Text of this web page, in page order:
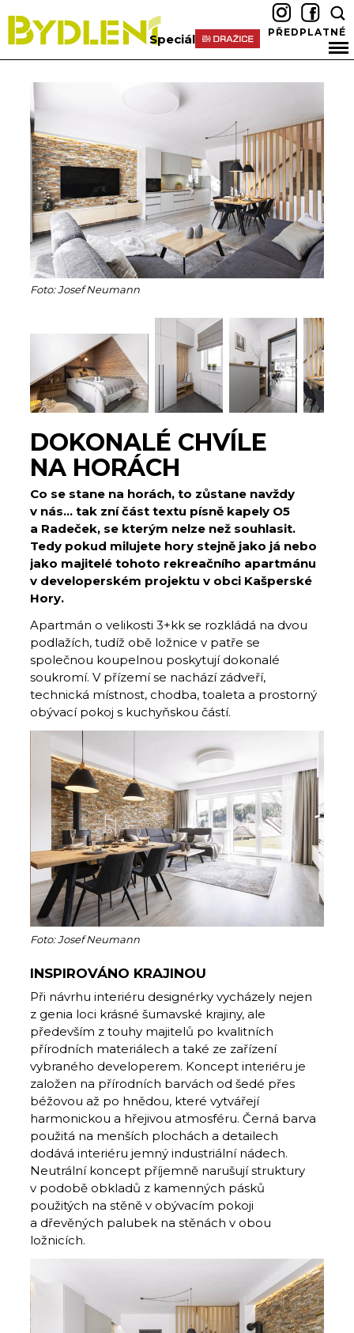
Speciál PŘEDPLATNÉ
Foto: Josef Neumann
DOKONALÉ CHVÍLE
NA HORÁCH
Co se stane na horách, to zůstane navždy
v nás… tak zní část textu písně kapely O5
a Radeček, se kterým nelze než souhlasit.
Tedy pokud milujete hory stejně jako já nebo
jako majitelé tohoto rekreačního apartmánu
v developerském projektu v obci Kašperské
Hory.
Apartmán o velikosti 3+kk se rozkládá na dvou
podlažích, tudíž obě ložnice v patře se
společnou koupelnou poskytují dokonalé
soukromí. V přízemí se nachází zádveří,
technická místnost, chodba, toaleta a prostorný
obývací pokoj s kuchyňskou částí.
Foto: Josef Neumann
INSPIROVÁNO KRAJINOU
Při návrhu interiéru designérky vycházely nejen
z genia loci krásné šumavské krajiny, ale
především z touhy majitelů po kvalitních
přírodních materiálech a také ze zařízení
vybraného developerem. Koncept interiéru je
založen na přírodních barvách od šedé přes
béžovou až po hnědou, které vytvářejí
harmonickou a hřejivou atmosféru. Černá barva
použitá na menších plochách a detailech
dodává interiéru jemný industriální nádech.
Neutrální koncept příjemně narušují struktury
v podobě obkladů z kamenných pásků
použitých na stěně v obývacím pokoji
a dřevěných palubek na stěnách v obou
ložnicích.